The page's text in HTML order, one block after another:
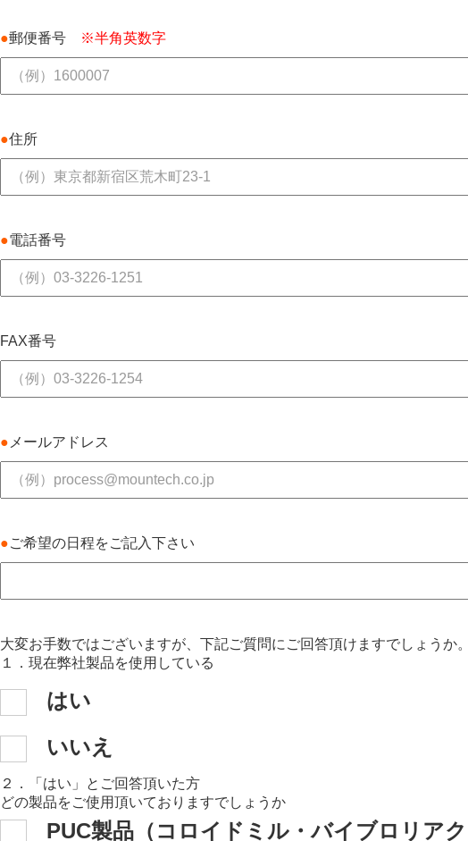
●郵便番号 ※半角英数字
●住所
●電話番号
FAX番号
● メールアドレス
●ご希望の日程をご記入下さい
大変お手数ではございますが、下記ご質問にご回答頂けますでしょうか。
１．現在弊社製品を使用している
はい
いいえ
２．「はい」とご回答頂いた方
どの製品をご使用頂いておりますでしょうか
PUC製品（コロイドミル・バイブロリアク